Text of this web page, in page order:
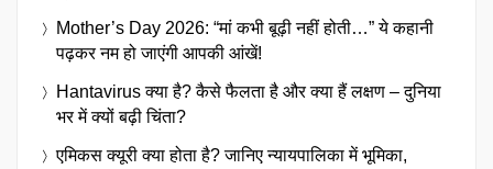
Mother’s Day 2026: “मां कभी बूढ़ी नहीं होती…” ये कहानी
पढ़कर नम हो जाएंगी आपकी आंखें!
Hantavirus क्या है? कैसे फैलता है और क्या हैं लक्षण – दुनिया
भर में क्यों बढ़ी चिंता?
एमिकस क्यूरी क्या होता है? जानिए न्यायपालिका में भूमिका,